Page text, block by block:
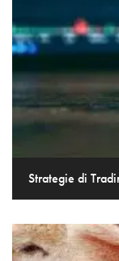
Strategie di